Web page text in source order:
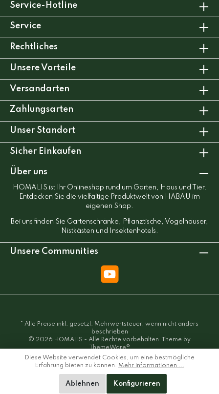
Service-Hotline
Service
Rechtliches
Unsere Vorteile
Versandarten
Zahlungsarten
Unser Standort
Sicher Einkaufen
Über uns
HOMALIS ist Ihr Onlineshop rund um Garten, Haus und Tier.
Entdecken Sie die vielfältige Produktwelt von HABAU im
eigenen Shop.
Bei uns finden Sie Gartenschränke, Pflanztische, Vogelhäuser,
Nistkästen und Insektenhotels.
Unsere Communities
* Alle Preise inkl. gesetzl. Mehrwertsteuer, wenn nicht anders
beschrieben
© 2026 HOMALIS - Alle Rechte vorbehalten. Theme by
ThemeWare®
Diese Website verwendet Cookies, um eine bestmögliche
Erfahrung bieten zu können. Mehr Informationen ...
Ablehnen Konfigurieren